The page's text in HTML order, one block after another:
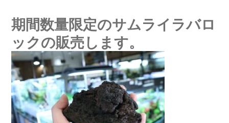
期間数量限定のサムライラバロ
ックの販売します。